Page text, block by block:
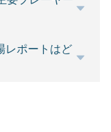
レポートはど